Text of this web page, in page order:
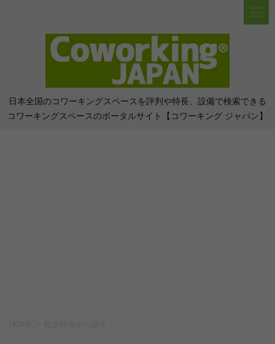
日本全国のコワーキングスペースを評判や特長、設備で検索できる
コワーキングスペースのポータルサイト【コワーキング ジャパン】